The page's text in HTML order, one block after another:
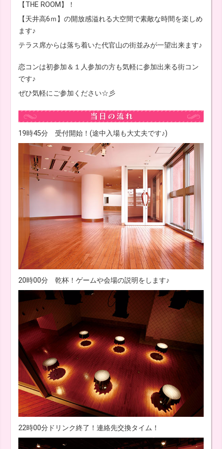
【THE ROOM】！
【天井高6ｍ】の開放感溢れる大空間で素敵な時間を楽しめ
ます♪
テラス席からは落ち着いた代官山の街並みが一望出来ます♪
恋コンは初参加＆１人参加の方も気軽に参加出来る街コン
です♪
ぜひ気軽にご参加ください☆彡
19時45分 受付開始！(途中入場も大丈夫です♪)
20時00分 乾杯！ゲームや会場の説明をします♪
22時00分ドリンク終了！連絡先交換タイム！